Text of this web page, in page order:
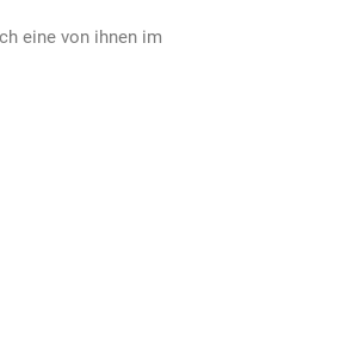
eine von ihnen im